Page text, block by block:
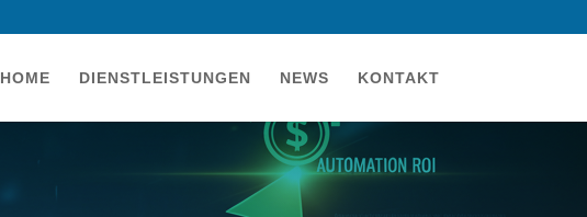
HOME DIENSTLEISTUNGEN NEWS KONTAKT